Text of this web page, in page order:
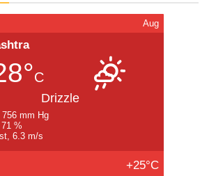
Aug
C
Drizzle
mm Hg
%
6.3 m/s
+25°C